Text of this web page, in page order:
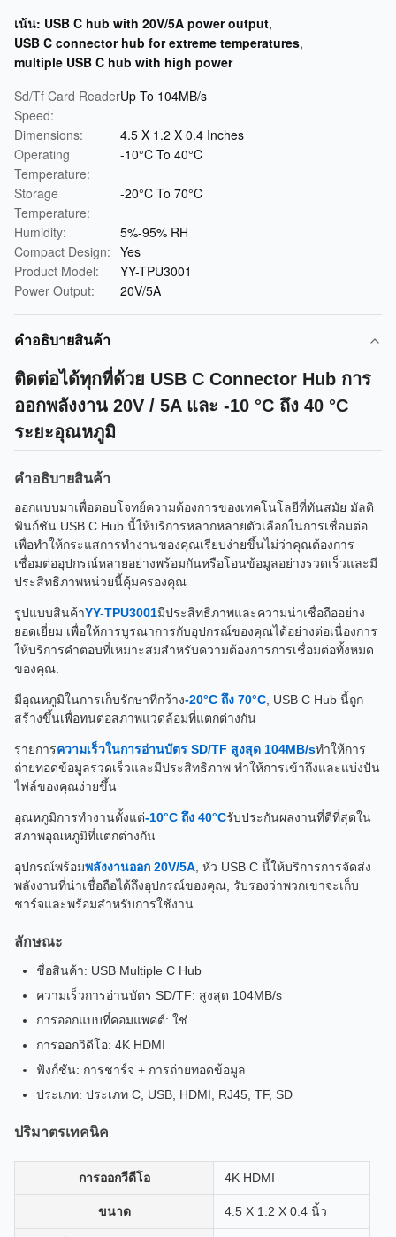
เน้น: USB C hub with 20V/5A power output,
USB C connector hub for extreme temperatures,
multiple USB C hub with high power
Sd/Tf Card Reader
Speed:
Up To 104MB/s
Dimensions:
4.5 X 1.2 X 0.4 Inches
Operating
Temperature:
-10°C To 40°C
Storage
Temperature:
-20°C To 70°C
Humidity:
5%-95% RH
Compact Design: Yes
Product Model:
YY-TPU3001
Power Output:
20V/5A
คําอธิบายสินค้า
ติดต่อได้ทุกที่ด้วย USB C Connector Hub การ
ออกพลังงาน 20V / 5A และ -10 °C ถึง 40 °C
ระยะอุณหภูมิ
คําอธิบายสินค้า
ออกแบบมาเพื่อตอบโจทย์ความต้องการของเทคโนโลยีที่ทันสมัย มัลติ
ฟันก์ชัน USB C Hub นี้ให้บริการหลากหลายตัวเลือกในการเชื่อมต่อ
เพื่อทําให้กระแสการทํางานของคุณเรียบง่ายขึ้นไม่ว่าคุณต้องการ
เชื่อมต่ออุปกรณ์หลายอย่างพร้อมกันหรือโอนข้อมูลอย่างรวดเร็วและมี
ประสิทธิภาพหน่วยนี้คุ้มครองคุณ
รูปแบบสินค้าYY-TPU3001มีประสิทธิภาพและความน่าเชื่อถืออย่าง
ยอดเยี่ยม เพื่อให้การบูรณาการกับอุปกรณ์ของคุณได้อย่างต่อเนื่องการ
ให้บริการคําตอบที่เหมาะสมสําหรับความต้องการการเชื่อมต่อทั้งหมด
ของคุณ.
มีอุณหภูมิในการเก็บรักษาที่กว้าง-20°C ถึง 70°C , USB C Hub นี้ถูก
สร้างขึ้นเพื่อทนต่อสภาพแวดล้อมที่แตกต่างกัน
รายการความเร็วในการอ่านบัตร SD/TF สูงสุด 104MB/sทําให้การ
ถ่ายทอดข้อมูลรวดเร็วและมีประสิทธิภาพ ทําให้การเข้าถึงและแบ่งปัน
ไฟล์ของคุณง่ายขึ้น
อุณหภูมิการทํางานตั้งแต่-10°C ถึง 40°Cรับประกันผลงานที่ดีที่สุดใน
สภาพอุณหภูมิที่แตกต่างกัน
อุปกรณ์พร้อมพลังงานออก 20V/5A , หัว USB C นี้ให้บริการการจัดส่ง
พลังงานที่น่าเชื่อถือได้ถึงอุปกรณ์ของคุณ, รับรองว่าพวกเขาจะเก็บ
ชาร์จและพร้อมสําหรับการใช้งาน.
ลักษณะ
ชื่อสินค้า: USB Multiple C Hub
ความเร็วการอ่านบัตร SD/TF: สูงสุด 104MB/s
การออกแบบที่คอมแพคต์: ใช่
การออกวิดีโอ: 4K HDMI
ฟังก์ชัน: การชาร์จ + การถ่ายทอดข้อมูล
ประเภท: ประเภท C, USB, HDMI, RJ45, TF, SD
ปริมาตรเทคนิค
การออกวีดีโอ 4K HDMI
ขนาด 4.5 X 1.2 X 0.4 นิ้ว